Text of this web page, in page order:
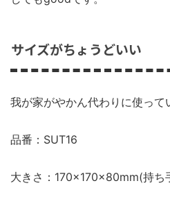
サイズがちょうどいい
我が家がやかん代わりに使って
品番：SUT16
大きさ：170×170×80mm(持ち